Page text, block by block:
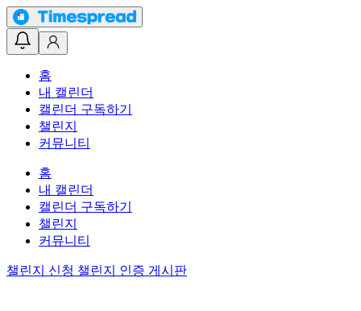
홈
내 캘린더
캘린더 구독하기
챌린지
커뮤니티
홈
내 캘린더
캘린더 구독하기
챌린지
커뮤니티
챌린지 신청 챌린지 인증 게시판